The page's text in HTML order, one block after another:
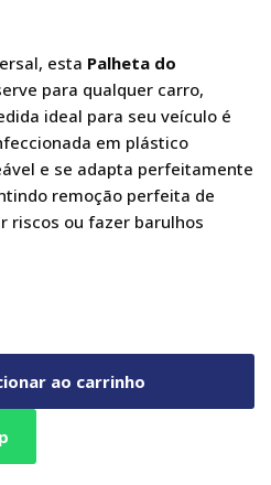
esta Palheta do
para qualquer carro,
ideal para seu veículo é
em plástico
e se adapta perfeitamente
remoção perfeita de
riscos ou fazer barulhos
ao carrinho